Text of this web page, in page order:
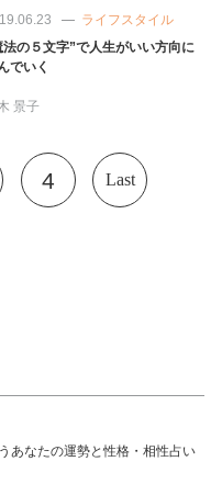
ライフスタイル
法の５文字”で人生がいい方向に
でいく
景子
4 Last
あなたの運勢と性格・相性占い